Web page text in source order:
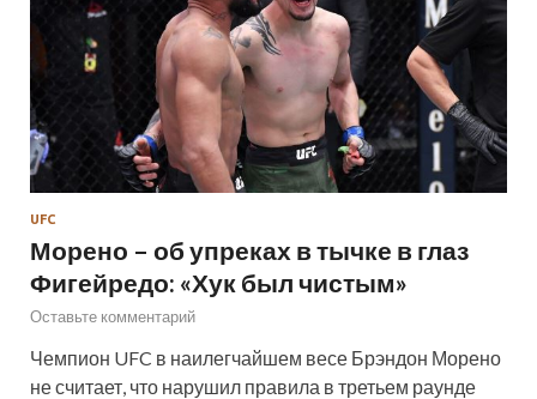
UFC
Морено – об упреках в тычке в глаз
Фигейредо: «Хук был чистым»
Оставьте комментарий
Чемпион UFC в наилегчайшем весе Брэндон Морено
не считает, что нарушил правила в третьем раунде